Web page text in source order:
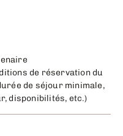
de réservation du
de séjour minimale,
disponibilités, etc.)